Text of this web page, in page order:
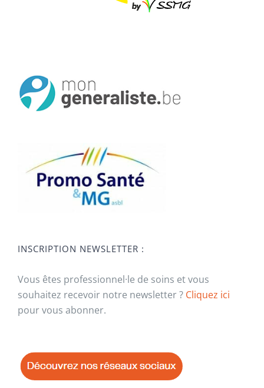
INSCRIPTION NEWSLETTER :
Vous êtes professionnel·le de soins et vous
souhaitez recevoir notre newsletter ? Cliquez ici
pour vous abonner.